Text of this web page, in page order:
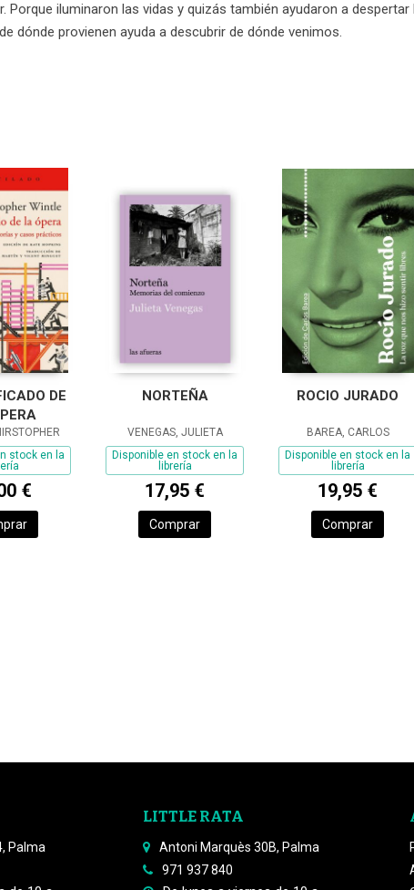
iluminaron las vidas y quizás también ayudaron a
dónde provienen ayuda a descubrir de dónde venimos.
DE
stock en la
€
NORTEÑA
VENEGAS, JULIETA
Disponible en stock en la
librería
17,95 €
Comprar
ROCIO JURADO
BAREA, CARLOS
Disponible en stock en la
librería
19,95 €
Comprar
Palma
LITTLE RATA
Antoni Marquès 30B, Palma
971 937 840